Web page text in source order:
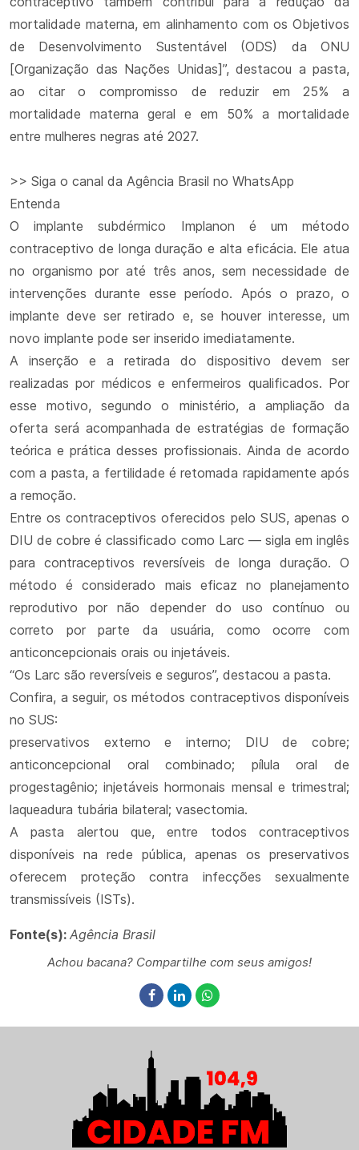
mortalidade materna, em alinhamento com os Objetivos
de Desenvolvimento Sustentável (ODS) da ONU
[Organização das Nações Unidas]”, destacou a pasta,
ao citar o compromisso de reduzir em 25% a
mortalidade materna geral e em 50% a mortalidade
entre mulheres negras até 2027.
>> Siga o canal da Agência Brasil no WhatsApp
Entenda
O implante subdérmico Implanon é um método
contraceptivo de longa duração e alta eficácia. Ele atua
no organismo por até três anos, sem necessidade de
intervenções durante esse período. Após o prazo, o
implante deve ser retirado e, se houver interesse, um
novo implante pode ser inserido imediatamente.
A inserção e a retirada do dispositivo devem ser
realizadas por médicos e enfermeiros qualificados. Por
esse motivo, segundo o ministério, a ampliação da
oferta será acompanhada de estratégias de formação
teórica e prática desses profissionais. Ainda de acordo
com a pasta, a fertilidade é retomada rapidamente após
a remoção.
Entre os contraceptivos oferecidos pelo SUS, apenas o
DIU de cobre é classificado como Larc — sigla em inglês
para contraceptivos reversíveis de longa duração. O
método é considerado mais eficaz no planejamento
reprodutivo por não depender do uso contínuo ou
correto por parte da usuária, como ocorre com
anticoncepcionais orais ou injetáveis.
“Os Larc são reversíveis e seguros”, destacou a pasta.
Confira, a seguir, os métodos contraceptivos disponíveis
no SUS:
preservativos externo e interno; DIU de cobre;
anticoncepcional oral combinado; pílula oral de
progestagênio; injetáveis hormonais mensal e trimestral;
laqueadura tubária bilateral; vasectomia.
A pasta alertou que, entre todos contraceptivos
disponíveis na rede pública, apenas os preservativos
oferecem proteção contra infecções sexualmente
transmissíveis (ISTs).
Fonte(s): Agência Brasil
Achou bacana? Compartilhe com seus amigos!